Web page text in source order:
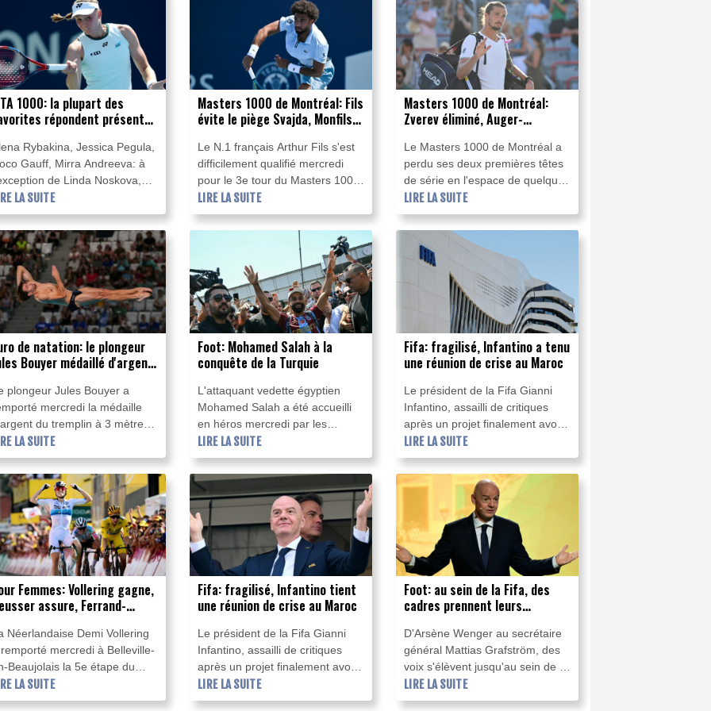
de l'étape reine menant
au sommet du Mont
montant estimé à 140 millions
d'euros bonus compris, ce qui en
ferait la recrue la plus chère de
l'histoire du club.
Liverpool.
1000: la plupart des
répondent présent
Rybakina, Jessica Pegula,
Gauff, Mirra Andreeva: à
de Linda Noskova,
favorites se sont qualifiées
plus ou moins
pour les seizièmes de
du WTA 1000 de Toronto.
LA SUITE
Masters 1000 de Montréal: Fils
évite le piège Svajda, Monfils
Le N.1 français Arthur Fils s'est
difficilement qualifié mercredi
pour le 3e tour du Masters 1000
de Montréal en battant
l'Américain Zachary Svajda 6-4,
3-6, 6-1, tandis que Gaël Monfils
a fait ses adieux au tournoi
canadien après sa défaite contre
Learner Tien.
LIRE LA SUITE
Masters 1000 de Montréal:
Zverev éliminé, Auger-
Le Masters 1000 de Montréal a
perdu ses deux premières têtes
de série en l'espace de quelques
heures mercredi, lorsque
l'Allemand Alexander Zverev et
le Canadien Félix Auger-
Aliassime ont tous deux quitté le
tableau.
LIRE LA SUITE
de natation: le plongeur
Bouyer médaillé d'argent
plongeur Jules Bouyer a
mercredi la médaille
du tremplin à 3 mètres
offre ainsi à la France sa
médaille de la semaine
Championnats d'Europe de
à domicile.
LA SUITE
Foot: Mohamed Salah à la
conquête de la Turquie
L'attaquant vedette égyptien
Mohamed Salah a été accueilli
en héros mercredi par les
supporteurs du club turc de
Trabzonspor, prêt à lui offrir à 34
ans un nouveau défi et un
nouveau contrat XXL, après neuf
saisons et autant de trophées à
Liverpool.
LIRE LA SUITE
Fifa: fragilisé, Infantino a tenu
une réunion de crise au Maroc
Le président de la Fifa Gianni
Infantino, assailli de critiques
après un projet finalement avorté
d'ouverture de l'instance
mondiale aux investisseurs
privés, a tenu mercredi au Maroc
une réunion de crise avec de
hauts responsables de
l'organisation.
LIRE LA SUITE
Femmes: Vollering gagne,
assure, Ferrand-
Néerlandaise Demi Vollering
mercredi à Belleville-
Beaujolais la 5e étape du
de France Femmes en
au sprint la Suissesse
LA SUITE
Fifa: fragilisé, Infantino tient
une réunion de crise au Maroc
Le président de la Fifa Gianni
Infantino, assailli de critiques
après un projet finalement avorté
d'ouverture de l'instance
mondiale aux investisseurs
LIRE LA SUITE
Foot: au sein de la Fifa, des
cadres prennent leurs
D'Arsène Wenger au secrétaire
général Mattias Grafström, des
voix s'élèvent jusqu'au sein de la
Fifa pour prendre leurs distances
avec le président Gianni
LIRE LA SUITE